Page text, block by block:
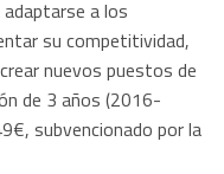
a los
su competitividad,
nuevos puestos de
de 3 años (2016-
subvencionado por la